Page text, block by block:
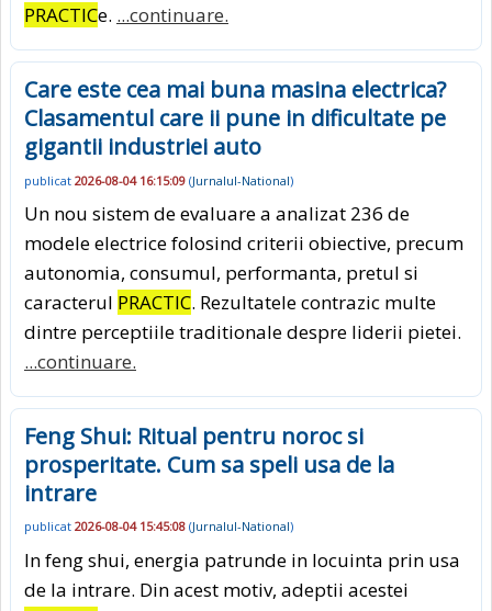
PRACTICe. ...continuare.
Care este cea mai buna masina electrica?
Clasamentul care ii pune in dificultate pe
gigantii industriei auto
publicat 2026-08-04 16:15:09 (Jurnalul-National)
Un nou sistem de evaluare a analizat 236 de
modele electrice folosind criterii obiective, precum
autonomia, consumul, performanta, pretul si
caracterul PRACTIC. Rezultatele contrazic multe
dintre perceptiile traditionale despre liderii pietei.
...continuare.
Feng Shui: Ritual pentru noroc si
prosperitate. Cum sa speli usa de la
intrare
publicat 2026-08-04 15:45:08 (Jurnalul-National)
In feng shui, energia patrunde in locuinta prin usa
de la intrare. Din acest motiv, adeptii acestei